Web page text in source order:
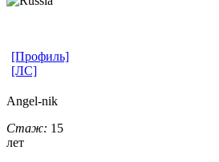
[Профиль]
[ЛС]
Angel-nik
Стаж: 15
лет